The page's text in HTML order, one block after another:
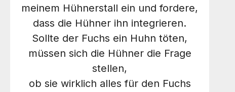
meinem Hühnerstall ein und fordere,
dass die Hühner ihn integrieren.
Sollte der Fuchs ein Huhn töten,
müssen sich die Hühner die Frage
stellen,
ob sie wirklich alles für den Fuchs